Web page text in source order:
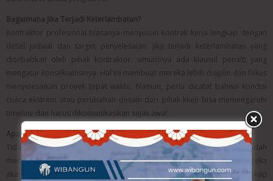
Bagaimana Jika Terjadi Keterlambatan?
Kontraktor profesional biasanya menyusun kontrak kerja lengkap dengan
detail jadwal dan target penyelesaian. Jika terjadi keterlambatan yang
disebabkan oleh pihak kontraktor, umumnya ada klausul penalti yang
mengatur konsekuensinya. Hal ini membuat mereka lebih disiplin dan fokus
menyelesaikan proyek tepat waktu. Namun, perlu dicatat bahwa kondisi
cuaca ekstrem atau perubahan desain dari pihak klien bisa memengaruhi
timeline dan harus dikomunikasikan sejak awal.
Apakah Saya Perlu Mengawasi Setiap Hari?
Tidak perlu melakukan pengawasan setiap hari, apalagi jika Anda sudah
memilih kontraktor yang terpercaya dan profesional. Biasanya, mereka
akan memberikan laporan progres mingguan atau berkala, lengkap